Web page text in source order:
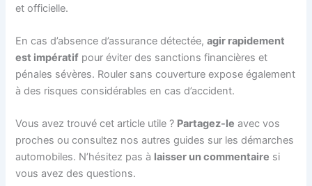
et officielle.
En cas d’absence d’assurance détectée,agir rapidement
est impératif pour éviter des sanctions financières et
pénales sévères. Rouler sans couverture expose également
à des risques considérables en cas d’accident.
Vous avez trouvé cet article utile ? Partagez-le avec vos
proches ou consultez nos autres guides sur les démarches
automobiles. N’hésitez pas à laisser un commentaire si
vous avez des questions.